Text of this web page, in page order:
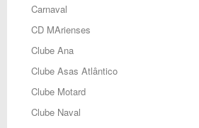
Carnaval
CD MArienses
Clube Ana
Clube Asas Atlântico
Clube Motard
Clube Naval